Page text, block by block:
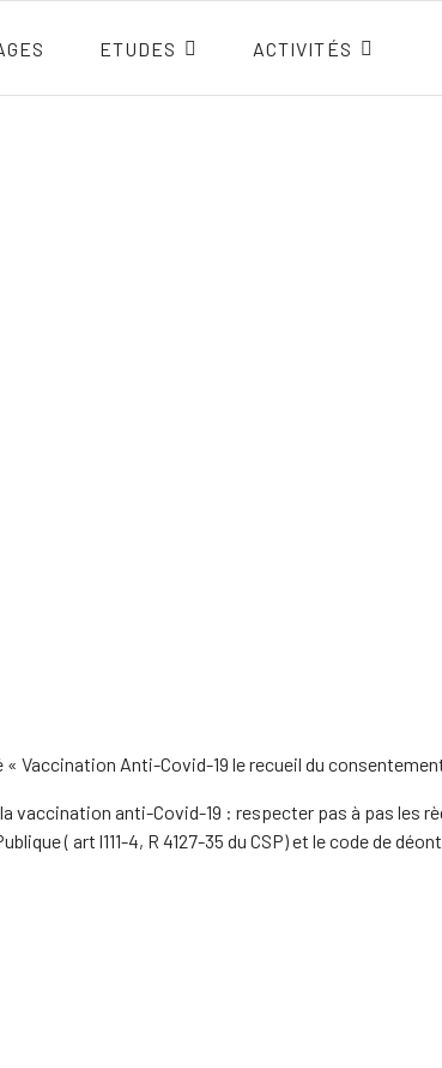
ETUDES ACTIVITÉS
Vaccination Anti-Covid-19 le recueil du
vaccination anti-Covid-19 : respecter pas à pas les
( art l111-4, R 4127-35 du CSP) et le code de